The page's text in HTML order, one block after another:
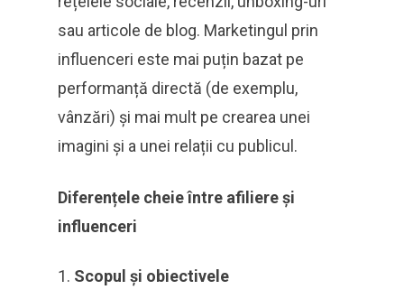
sau articole de blog. Marketingul prin
influenceri este mai puțin bazat pe
performanță directă (de exemplu,
vânzări) și mai mult pe crearea unei
imagini și a unei relații cu publicul.
Diferențele cheie între afiliere și
influenceri
Scopul și obiectivele